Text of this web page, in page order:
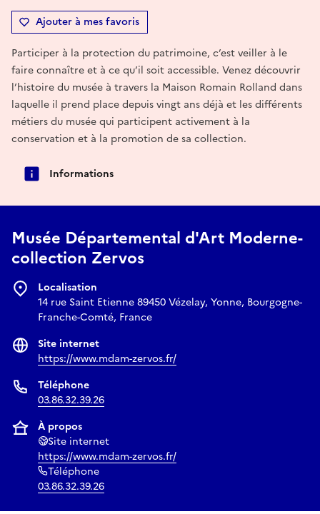
Ajouter à mes favoris
Participer à la protection du patrimoine, c’est veiller à le
faire connaître et à ce qu’il soit accessible. Venez découvrir
l’histoire du musée à travers la Maison Romain Rolland dans
laquelle il prend place depuis vingt ans déjà et les différents
métiers du musée qui participent activement à la
conservation et à la promotion de sa collection.
Informations
Musée Départemental d'Art Moderne-
collection Zervos
Localisation
14 rue Saint Etienne 89450 Vézelay, Yonne, Bourgogne-
Franche-Comté, France
Site internet
https://www.mdam-zervos.fr/
Téléphone
03.86.32.39.26
À propos
Site internet
https://www.mdam-zervos.fr/
Téléphone
03.86.32.39.26